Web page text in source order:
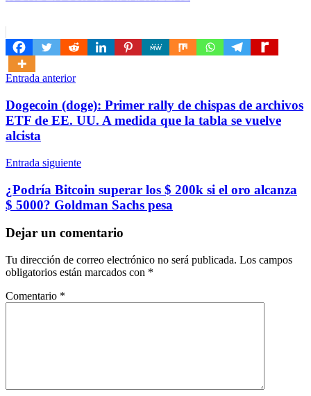
Navegación
de
entradas
Entrada anterior
Dogecoin (doge): Primer rally de chispas de archivos
ETF de EE. UU. A medida que la tabla se vuelve
alcista
Entrada siguiente
¿Podría Bitcoin superar los $ 200k si el oro alcanza
$ 5000? Goldman Sachs pesa
Dejar un comentario
Tu dirección de correo electrónico no será publicada. Los campos
obligatorios están marcados con *
Comentario *